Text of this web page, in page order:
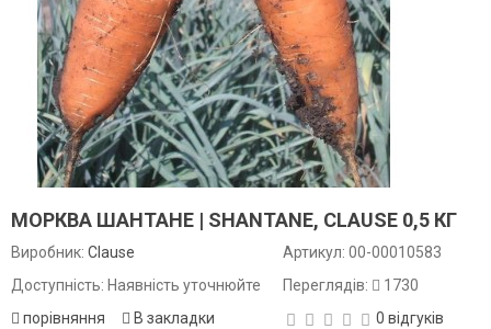
МОРКВА ШАНТАНЕ | SHANTANE, CLAUSE 0,5 КГ
Виробник: Clause
Доступність: Наявність уточнюйте
порівняння
В закладки
Артикул: 00-00010583
Переглядів:
1730
0 відгуків